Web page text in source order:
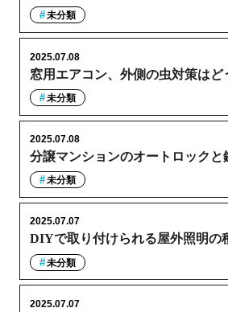
未分類
窓用エアコン、外側の虫対策はど
2025.07.08
未分類
分譲マンションのオートロックと
2025.07.08
未分類
DIYで取り付けられる屋外照明の
2025.07.07
未分類
2025.07.07